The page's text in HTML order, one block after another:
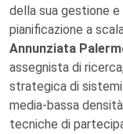
della sua gestione
pianificazione a
Annunziata
assegnista di
strategica di
media-bassa
tecniche di